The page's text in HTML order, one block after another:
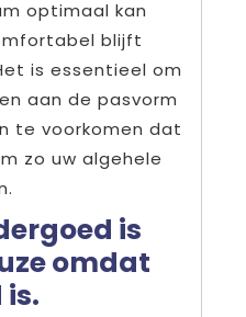
optimaal kan
blijft
is essentieel om
aan de pasvorm
te voorkomen dat
zo uw algehele
is
omdat